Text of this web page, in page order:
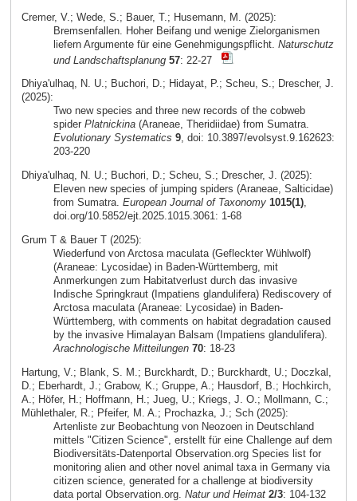
Cremer, V.; Wede, S.; Bauer, T.; Husemann, M. (2025):
Bremsenfallen. Hoher Beifang und wenige Zielorganismen
liefern Argumente für eine Genehmigungspflicht. Naturschutz
und Landschaftsplanung 57: 22-27
Dhiya'ulhaq, N. U.; Buchori, D.; Hidayat, P.; Scheu, S.; Drescher, J.
(2025):
Two new species and three new records of the cobweb
spider Platnickina(Araneae, Theridiidae) from Sumatra.
Evolutionary Systematics 9, doi: 10.3897/evolsyst.9.162623:
203-220
Dhiya'ulhaq, N. U.; Buchori, D.; Scheu, S.; Drescher, J. (2025):
Eleven new species of jumping spiders (Araneae, Salticidae)
from Sumatra. European Journal of Taxonomy 1015(1),
doi.org/10.5852/ejt.2025.1015.3061: 1-68
Grum T & Bauer T (2025):
Wiederfund von Arctosa maculata (Gefleckter Wühlwolf)
(Araneae: Lycosidae) in Baden-Württemberg, mit
Anmerkungen zum Habitatverlust durch das invasive
Indische Springkraut (Impatiens glandulifera) Rediscovery of
Arctosa maculata (Araneae: Lycosidae) in Baden-
Württemberg, with comments on habitat degradation caused
by the invasive Himalayan Balsam (Impatiens glandulifera).
Arachnologische Mitteilungen 70: 18-23
Hartung, V.; Blank, S. M.; Burckhardt, D.; Burckhardt, U.; Doczkal,
D.; Eberhardt, J.; Grabow, K.; Gruppe, A.; Hausdorf, B.; Hochkirch,
A.; Höfer, H.; Hoffmann, H.; Jueg, U.; Kriegs, J. O.; Mollmann, C.;
Mühlethaler, R.; Pfeifer, M. A.; Prochazka, J.; Sch (2025):
Artenliste zur Beobachtung von Neozoen in Deutschland
mittels "Citizen Science", erstellt für eine Challenge auf dem
Biodiversitäts-Datenportal Observation.org Species list for
monitoring alien and other novel animal taxa in Germany via
citizen science, generated for a challenge at biodiversity
data portal Observation.org. Natur und Heimat 2/3: 104-132